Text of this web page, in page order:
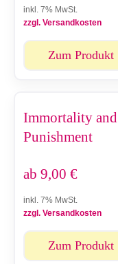
inkl. 7% MwSt.
zzgl. Versandkosten
Zum Produkt
Immortality and
Punishment
ab 9,00 €
inkl. 7% MwSt.
zzgl. Versandkosten
Zum Produkt